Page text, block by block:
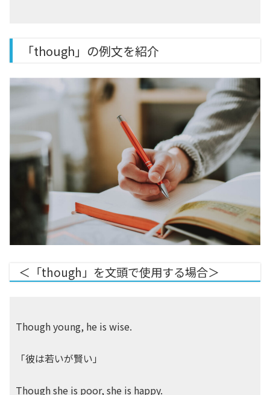
「though」の例文を紹介
＜「though」を文頭で使用する場合＞
Though young, he is wise.
「彼は若いが賢い」
Though she is poor, she is happy.